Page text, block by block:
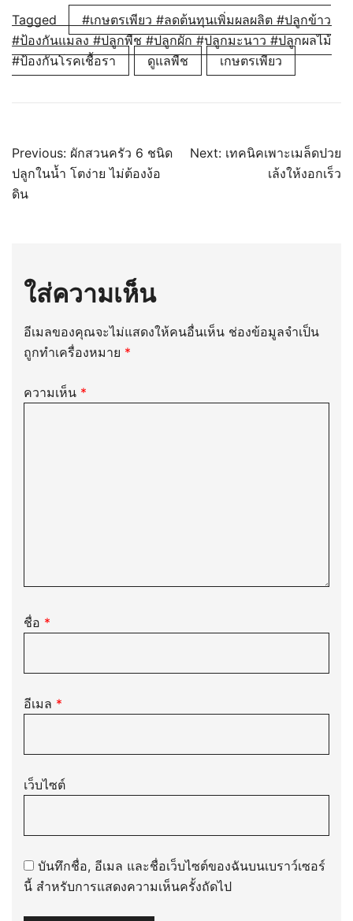
Tagged
#เกษตรเพียว #ลดต้นทุนเพิ่มผลผลิต #ปลูกข้าว
#ป้องกันแมลง #ปลูกพืช #ปลูกผัก #ปลูกมะนาว #ปลูกผลไม้
#ป้องกันโรคเชื้อรา
ดูแลพืช เกษตรเพียว
แนะแนว
เรื่อง
Previous: ผักสวนครัว 6 ชนิด
ปลูกในน้ำ โตง่าย ไม่ต้องง้อ
ดิน
Next: เทคนิคเพาะเมล็ดปวย
เล้งให้งอกเร็ว
ใส่ความเห็น
อีเมลของคุณจะไม่แสดงให้คนอื่นเห็น ช่องข้อมูลจำเป็น
ถูกทำเครื่องหมาย *
ความเห็น *
ชื่อ *
อีเมล *
เว็บไซต์
บันทึกชื่อ, อีเมล และชื่อเว็บไซต์ของฉันบนเบราว์เซอร์
นี้ สำหรับการแสดงความเห็นครั้งถัดไป